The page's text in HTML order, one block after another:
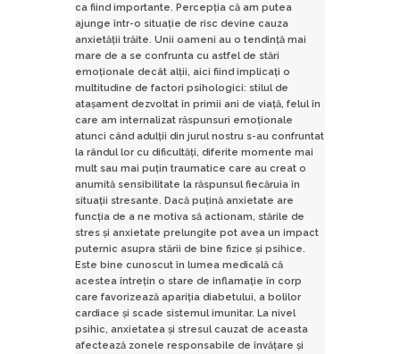
ca fiind importante. Percepția că am putea
ajunge într-o situație de risc devine cauza
anxietății trăite. Unii oameni au o tendință mai
mare de a se confrunta cu astfel de stări
emoționale decât alții, aici fiind implicați o
multitudine de factori psihologici: stilul de
atașament dezvoltat în primii ani de viață, felul în
care am internalizat răspunsuri emoționale
atunci când adulții din jurul nostru s-au confruntat
la rândul lor cu dificultăți, diferite momente mai
mult sau mai puțin traumatice care au creat o
anumită sensibilitate la răspunsul fiecăruia în
situații stresante. Dacă puțină anxietate are
funcția de a ne motiva să actionam, stările de
stres și anxietate prelungite pot avea un impact
puternic asupra stării de bine fizice și psihice.
Este bine cunoscut în lumea medicală că
acestea întrețin o stare de inflamație în corp
care favorizează apariția diabetului, a bolilor
cardiace și scade sistemul imunitar. La nivel
psihic, anxietatea și stresul cauzat de aceasta
afectează zonele responsabile de învățare și